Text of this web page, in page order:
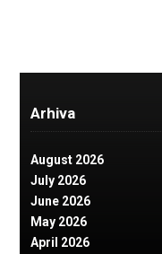
Arhiva
August 2026
July 2026
June 2026
May 2026
April 2026